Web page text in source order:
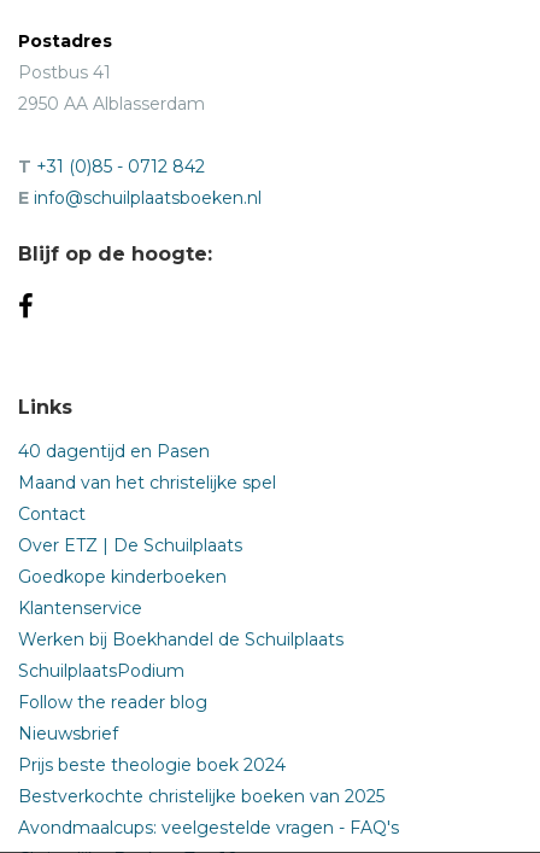
Postadres
Postbus 41
2950 AA Alblasserdam
T +31 (0)85 - 0712 842
E info@schuilplaatsboeken.nl
Blijf op de hoogte:
Links
40 dagentijd en Pasen
Maand van het christelijke spel
Contact
Over ETZ | De Schuilplaats
Goedkope kinderboeken
Klantenservice
Werken bij Boekhandel de Schuilplaats
SchuilplaatsPodium
Follow the reader blog
Nieuwsbrief
Prijs beste theologie boek 2024
Bestverkochte christelijke boeken van 2025
Avondmaalcups: veelgestelde vragen - FAQ's